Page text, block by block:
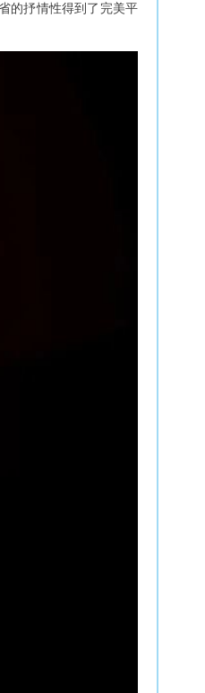
的抒情性得到了完美平